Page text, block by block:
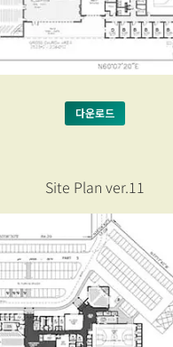
다운로드
Site Plan ver.11